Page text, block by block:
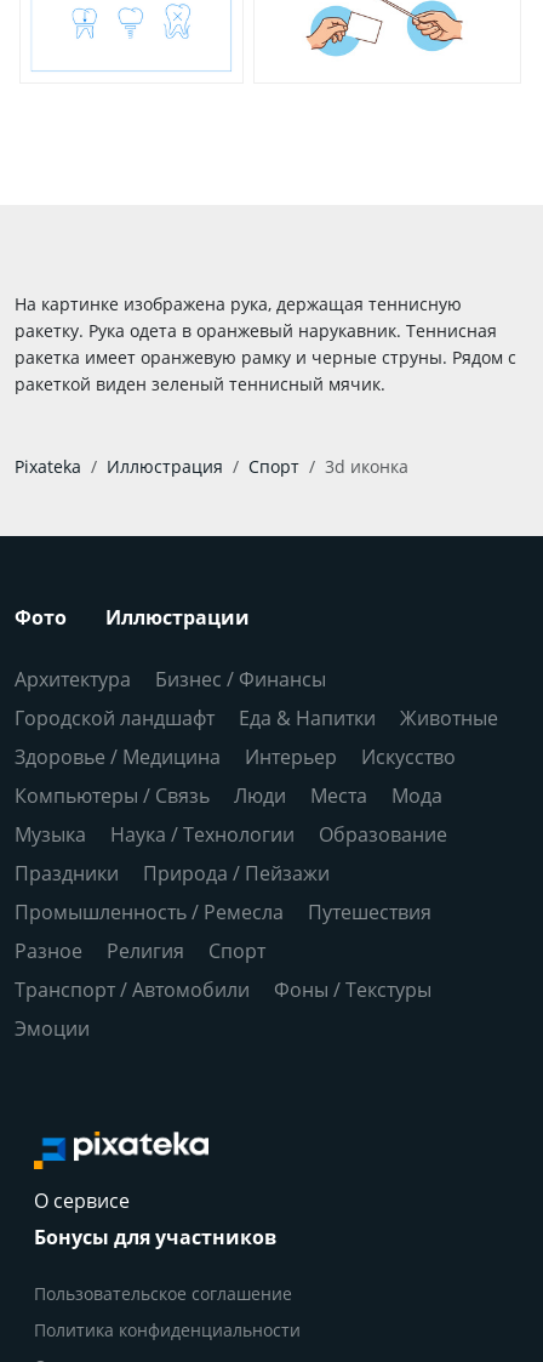
На картинке изображена рука, держащая теннисную
ракетку. Рука одета в оранжевый нарукавник. Теннисная
ракетка имеет оранжевую рамку и черные струны. Рядом с
ракеткой виден зеленый теннисный мячик.
Pixateka Иллюстрация Спорт 3d иконка
Фото Иллюстрации
Архитектура
Бизнес / Финансы
Городской ландшафт
Еда & Напитки
Животные
Здоровье / Медицина
Интерьер
Искусство
Компьютеры / Связь
Люди Места
Мода
Музыка
Наука / Технологии
Образование
Праздники
Природа / Пейзажи
Промышленность / Ремесла
Путешествия
Разное
Религия
Спорт
Транспорт / Автомобили
Фоны / Текстуры
Эмоции
О сервисе
Бонусы для участников
Пользовательское соглашение
Политика конфиденциальности